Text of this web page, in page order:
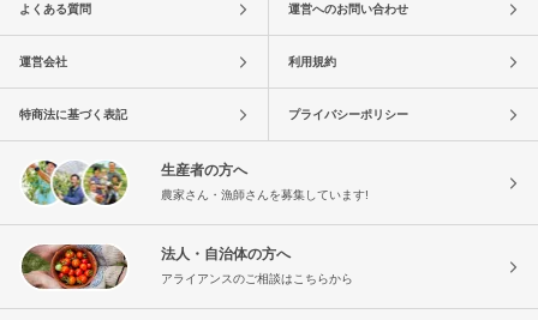
よくある質問 運営へのお問い合わせ
運営会社 利用規約
特商法に基づく表記 プライバシーポリシー
生産者の方へ
農家さん・漁師さんを募集しています!
法人・自治体の方へ
アライアンスのご相談はこちらから